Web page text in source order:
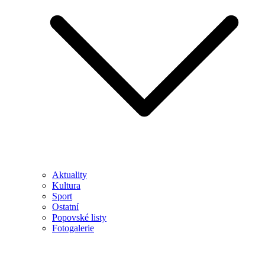
Aktuality
Kultura
Sport
Ostatní
Popovské listy
Fotogalerie